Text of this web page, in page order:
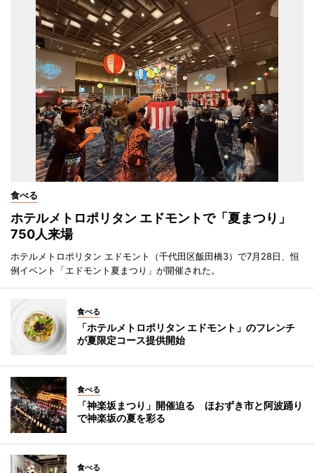
食べる
ホテルメトロポリタン エドモントで「夏まつり」
750人来場
ホテルメトロポリタン エドモント（千代田区飯田橋3）で7月28日、恒
例イベント「エドモント夏まつり」が開催された。
食べる
「ホテルメトロポリタン エドモント」のフレンチ
が夏限定コース提供開始
食べる
「神楽坂まつり」開催迫る ほおずき市と阿波踊り
で神楽坂の夏を彩る
食べる